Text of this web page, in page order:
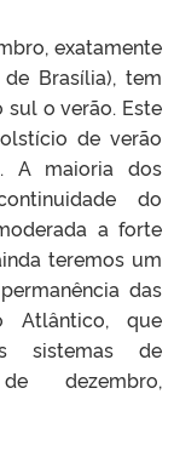
exatamente
Brasília), tem
sul o verão. Este
de verão
A maioria dos
do
a forte
teremos um
das
Atlântico, que
sistemas de
dezembro,